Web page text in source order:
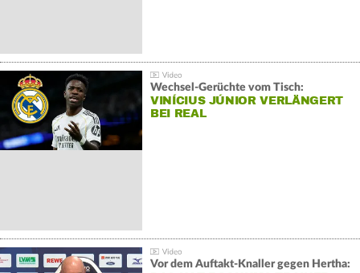
Wechsel-Gerüchte vom Tisch:
VINÍCIUS JÚNIOR VERLÄNGERT
BEI REAL
Vor dem Auftakt-Knaller gegen Hertha: